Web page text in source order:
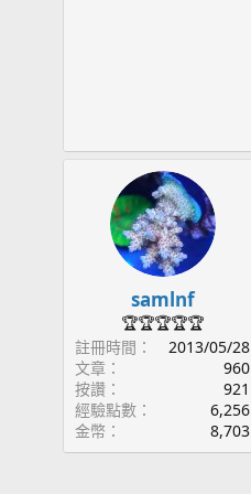
samlnf
🏆🏆🏆🏆🏆
註冊時間
2013/05/28
文章
960
按讚
921
經驗點數
6,256
金幣
8,703